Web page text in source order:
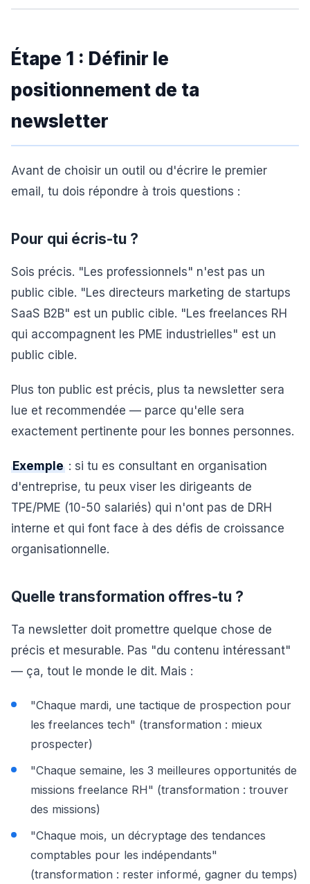
Étape 1 : Définir le
positionnement de ta
newsletter
Avant de choisir un outil ou d'écrire le premier
email, tu dois répondre à trois questions :
Pour qui écris-tu ?
Sois précis. "Les professionnels" n'est pas un
public cible. "Les directeurs marketing de startups
SaaS B2B" est un public cible. "Les freelances RH
qui accompagnent les PME industrielles" est un
public cible.
Plus ton public est précis, plus ta newsletter sera
lue et recommendée — parce qu'elle sera
exactement pertinente pour les bonnes personnes.
Exemple : si tu es consultant en organisation
d'entreprise, tu peux viser les dirigeants de
TPE/PME (10-50 salariés) qui n'ont pas de DRH
interne et qui font face à des défis de croissance
organisationnelle.
Quelle transformation offres-tu ?
Ta newsletter doit promettre quelque chose de
précis et mesurable. Pas "du contenu intéressant"
— ça, tout le monde le dit. Mais :
"Chaque mardi, une tactique de prospection pour
les freelances tech" (transformation : mieux
prospecter)
"Chaque semaine, les 3 meilleures opportunités de
missions freelance RH" (transformation : trouver
des missions)
"Chaque mois, un décryptage des tendances
comptables pour les indépendants"
(transformation : rester informé, gagner du temps)